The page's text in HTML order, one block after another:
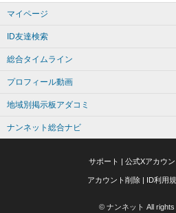
マイページ
ID友達検索
総合タイムライン
プロフィール動画
地域別掲示板アダコミ
ナンネット総合ナビ
サポート | 公式Xアカウン
アカウント削除 | ID利用
© ナンネット All rights